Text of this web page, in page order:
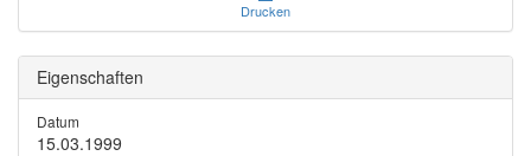
Drucken
Eigenschaften
Datum
15.03.1999